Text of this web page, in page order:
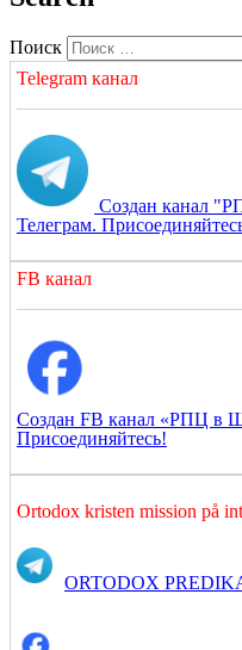
Поиск
Telegram канал
Создан канал
Телеграм.
FB канал
Создан FB канал «РПЦ в
Присоединяйтесь!
Ortodox kristen mission på
ORTODOX